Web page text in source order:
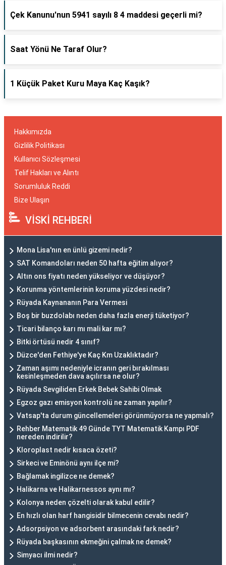
Çek Kanunu'nun 5941 sayılı 8 4 maddesi geçerli mi?
Saat Yönü Ne Taraf Olur?
1 Küçük Paket Kuru Maya Kaç Kaşık?
Hakkımızda
Gizlilik Politikası
Kullanıcı Sözleşmesi
Telif Hakları ve Alıntı
Sorumluluk Reddi
Bize Ulaşın
VİSKİ REHBERİ
Mona Lisa'nın en ünlü gizemi nedir?
SAT Komandoları neden 50 hafta eğitim alıyor?
Altın ons fiyatı neden yükseliyor ve düşüyor?
Korunma yöntemlerinin koruma yüzdesi nedir?
Rüyada Kaynananın Para Vermesi
Boş bir buzdolabı neden daha fazla enerji tüketiyor?
Ticari bilanço karı mı mali kar mı?
Bitki örtüsü nedir 4 sınıf?
Düzce'den Fethiye'ye Kaç Km Uzaklıktadır?
Zaman aşımı nedeniyle icranın geri bırakılması
kesinleşmeden dava açılırsa ne olur?
Rüyada Sevgiliden Erkek Bebek Sahibi Olmak
Egzoz gazı emisyon kontrolü ne zaman yapılır?
Vatsap'ta durum güncellemeleri görünmüyorsa ne yapmalı?
Rehber Matematik 49 Günde TYT Matematik Kampı PDF
nereden indirilir?
Kloroplast nedir kısaca özeti?
Sirkeci ve Eminönü aynı ilçe mi?
Bağlamak ingilizce ne demek?
Halikarna ve Halikarnessos aynı mı?
Kolonya neden çözelti olarak kabul edilir?
En hızlı olan harf hangisidir bilmecenin cevabı nedir?
Adsorpsiyon ve adsorbent arasındaki fark nedir?
Rüyada başkasının ekmeğini çalmak ne demek?
Simyacı ilmi nedir?